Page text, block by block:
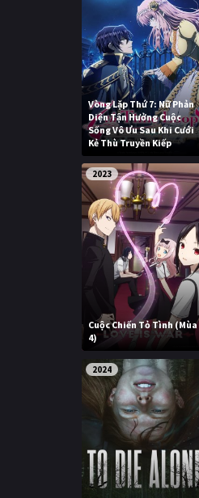
Vòng Lặp Thứ 7: Nữ Phản
Diện Tận Hưởng Cuộc
Sống Vô Ưu Sau Khi Cưới
Kẻ Thù Truyền Kiếp
2023
Cuộc Chiến Tỏ Tình (Mùa
4)
2024